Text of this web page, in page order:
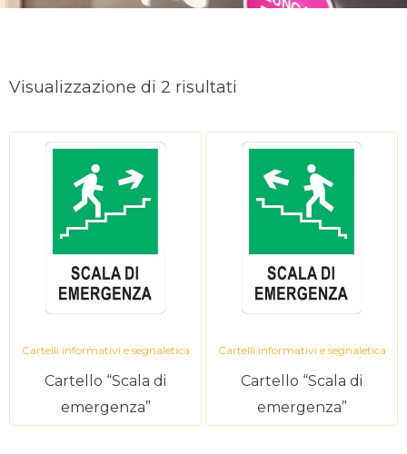
Visualizzazione di 2 risultati
più
recente
Cartelli informativi e segnaletica
Cartello “Scala di
emergenza”
Cartelli informativi e segnaletica
Cartello “Scala di
emergenza”